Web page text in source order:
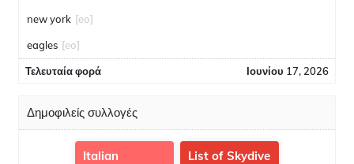
new york [eo]
eagles [eo]
Τελευταία φορά Ιουνίου 17, 2026
Δημοφιλείς συλλογές
Italian List of Skydive